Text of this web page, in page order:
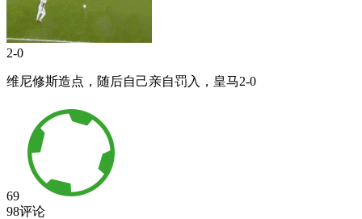
2-0
维尼修斯造点，随后自己亲自罚入，皇马2-0
69
98评论